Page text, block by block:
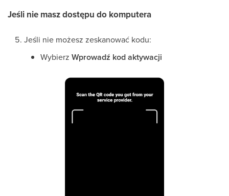
Jeśli nie masz dostępu do komputera
Jeśli nie możesz zeskanować kodu:
Wybierz Wprowadź kod aktywacji